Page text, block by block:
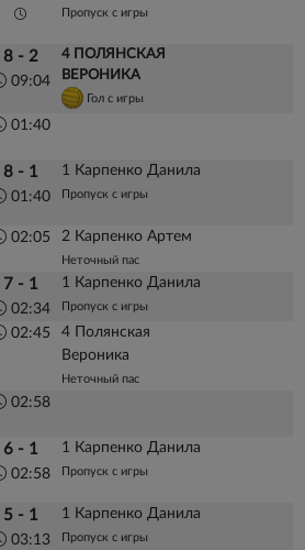
Пропуск с игры
8 - 2
09:04
4 ПОЛЯНСКАЯ
ВЕРОНИКА
Гол с игры
01:40
8 - 1
01:40
1 Карпенко Данила
Пропуск с игры
02:05 2 Карпенко Артем
Неточный пас
7 - 1
02:34
1 Карпенко Данила
Пропуск с игры
02:45
4 Полянская
Вероника
Неточный пас
02:58
6 - 1
02:58
1 Карпенко Данила
Пропуск с игры
5 - 1
03:13
1 Карпенко Данила
Пропуск с игры